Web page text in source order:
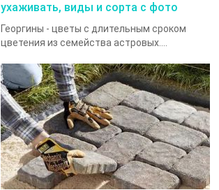
ухаживать, виды и сорта с фото
Георгины - цветы с длительным сроком
цветения из семейства астровых....